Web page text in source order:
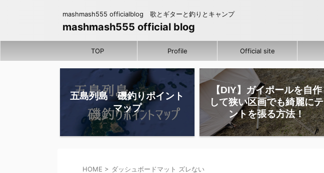
mashmash555 officialblog 歌とギターと釣りとキャンプ
mashmash555 official blog
TOP Profile Official site
五島列島 磯釣りポイント
マップ
【DIY】ガイポールを自作
して狭い区画でも綺麗にテ
ントを張る方法！
HOME > ダッシュボードマット ズレない